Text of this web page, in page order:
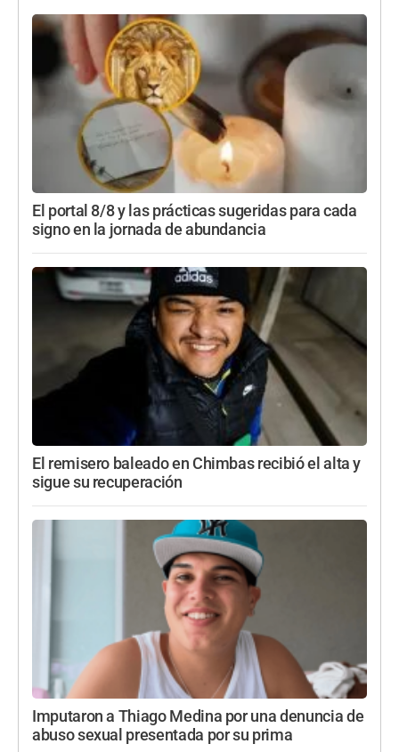
El portal 8/8 y las prácticas sugeridas para cada
signo en la jornada de abundancia
El remisero baleado en Chimbas recibió el alta y
sigue su recuperación
Imputaron a Thiago Medina por una denuncia de
abuso sexual presentada por su prima